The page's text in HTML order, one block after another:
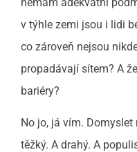
v týhle zemi jsou i lidi
co zároveň nejsou
propadávají sítem? A
bariéry?
No jo, já vím.
těžký. A drahý. A